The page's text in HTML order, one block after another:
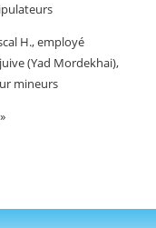
H., employé
(Yad Mordekhai),
mineurs